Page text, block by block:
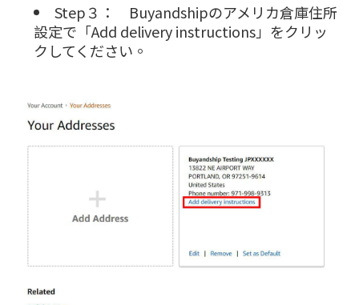
Step３： Buyandshipのアメリカ倉庫住所
設定で「Add delivery instructions」をクリッ
クしてください。